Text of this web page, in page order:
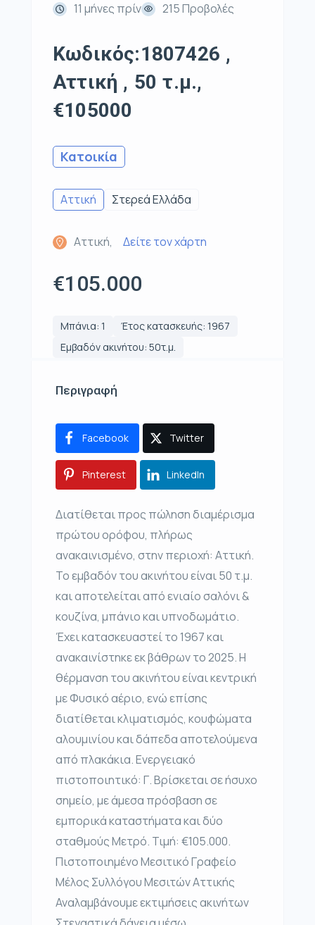
11 μήνες πρίν
215 Προβολές
Κωδικός:1807426 ,
Αττική , 50 τ.μ.,
€105000
Κατοικία
Αττική Στερεά Ελλάδα
Αττική, Δείτε τον χάρτη
€105.000
Μπάνια: 1
Έτος κατασκευής: 1967
Εμβαδόν ακινήτου: 50τ.μ.
Περιγραφή
Facebook Twitter
Pinterest LinkedIn
Διατίθεται προς πώληση διαμέρισμα
πρώτου ορόφου, πλήρως
ανακαινισμένο, στην περιοχή: Αττική.
Το εμβαδόν του ακινήτου είναι 50 τ.μ.
και αποτελείται από ενιαίο σαλόνι &
κουζίνα, μπάνιο και υπνοδωμάτιο.
Έχει κατασκευαστεί το 1967 και
ανακαινίστηκε εκ βάθρων το 2025. Η
θέρμανση του ακινήτου είναι κεντρική
με Φυσικό αέριο, ενώ επίσης
διατίθεται κλιματισμός, κουφώματα
αλουμινίου και δάπεδα αποτελούμενα
από πλακάκια. Ενεργειακό
πιστοποιητικό: Γ. Βρίσκεται σε ήσυχο
σημείο, με άμεσα πρόσβαση σε
εμπορικά καταστήματα και δύο
σταθμούς Μετρό. Τιμή: €105.000.
Πιστοποιημένο Μεσιτικό Γραφείο
Μέλος Συλλόγου Μεσιτών Αττικής
Αναλαμβάνουμε εκτιμήσεις ακινήτων